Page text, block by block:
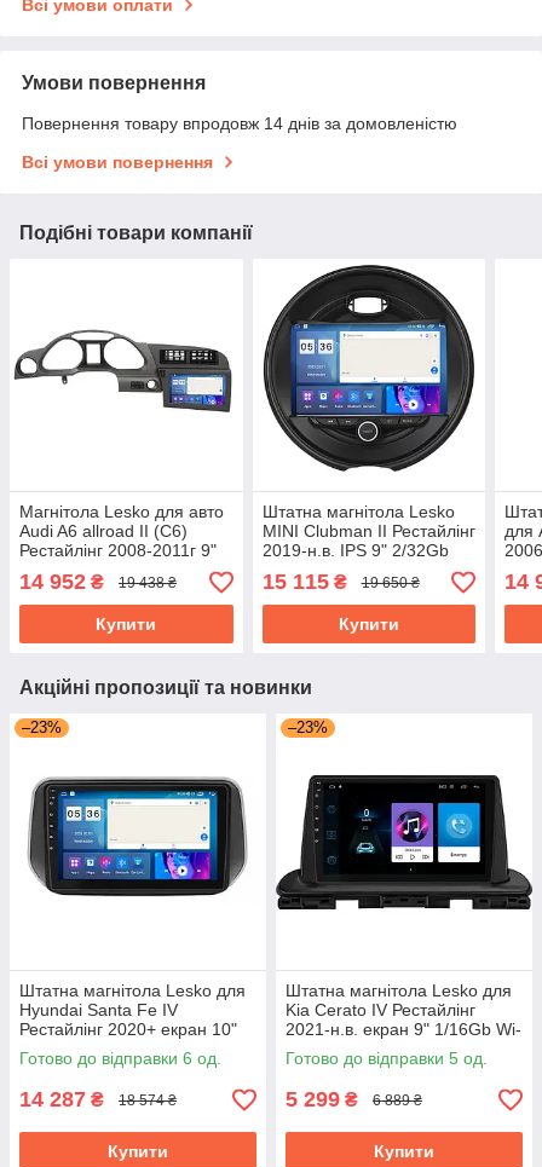
Всі умови оплати
Умови повернення
Повернення товару впродовж 14 днів за домовленістю
Всі умови повернення
Подібні товари компанії
Магнітола Lesko для авто
Audi A6 allroad II (C6)
Рестайлінг 2008-2011г 9"
2/32Gb CarPlay 4G Wi-Fi
GPS Prime
14 952 ₴ 19 438 ₴
Купити
Штатна магнітола Lesko
MINI Clubman II Рестайлінг
2019-н.в. IPS 9" 2/32Gb
CarPlay 4G Wi-Fi GPS
Prime Клабмен
15 115₴ 19 650 ₴
Купити
для
2/
14
Акційні пропозиції та новинки
–23%
Штатна магнітола Lesko для
Hyundai Santa Fe IV
Рестайлінг 2020+ екран 10"
4/64Gb CarPlay 4G Wi-Fi GPS
Prime
Готово до відправки 6 од.
14 287 ₴ 18 574 ₴
Купити
–23%
Штатна магнітола Lesko для
Kia Cerato IV Рестайлінг
2021-н.в. екран 9" 1/16Gb Wi-
Fi GPS Base
Готово до відправки 5 од.
5 299 ₴ 6 889 ₴
Купити